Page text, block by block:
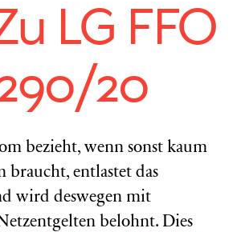
LG FFO
20
bezieht, wenn sonst kaum
braucht, entlastet das
wird deswegen mit
belohnt. Dies